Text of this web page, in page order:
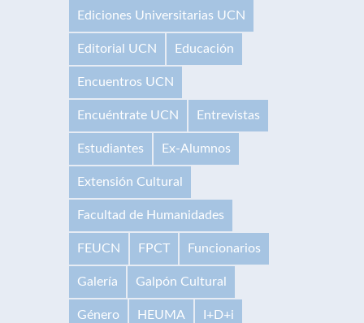
Ediciones Universitarias UCN
Editorial UCN Educación
Encuentros UCN
Encuéntrate UCN Entrevistas
Estudiantes Ex-Alumnos
Extensión Cultural
Facultad de Humanidades
FEUCN FPCT Funcionarios
Galería Galpón Cultural
Género HEUMA I+D+i